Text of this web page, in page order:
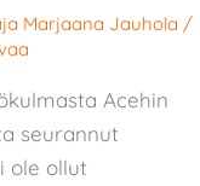
Marjaana Jauhola /
Acehin
seurannut
ole ollut